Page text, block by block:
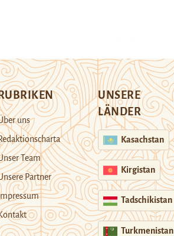
uns
Team
Partner
UNSERE
LÄNDER
Kasachstan
Kirgistan
Tadschikistan
Turkmenistan